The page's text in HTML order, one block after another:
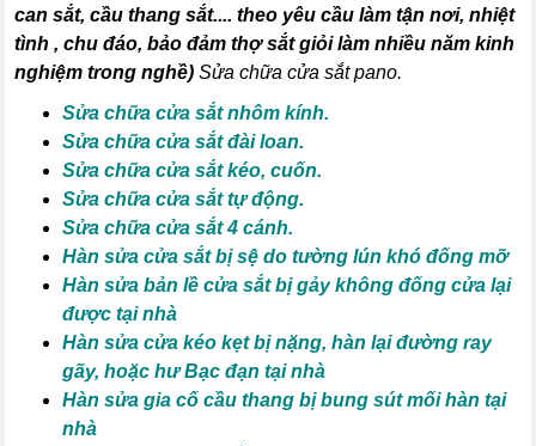
can sắt, cầu thang sắt.... theo yêu cầu làm tận nơi, nhiệt
tình , chu đáo, bảo đảm thợ sắt giỏi làm nhiều năm kinh
nghiệm trong nghề)Sửa chữa cửa sắt pano.
Sửa chữa cửa sắt nhôm kính.
Sửa chữa cửa sắt đài loan.
Sửa chữa cửa sắt kéo, cuốn.
Sửa chữa cửa sắt tự động.
Sửa chữa cửa sắt 4 cánh.
Hàn sửa cửa sắt bị sệ do tường lún khó đống mỡ
Hàn sửa bản lề cửa sắt bị gảy không đống cửa lại
được tại nhà
Hàn sửa cửa kéo kẹt bị nặng, hàn lại đường ray
gãy, hoặc hư Bạc đạn tại nhà
Hàn sửa gia cố cầu thang bị bung sút mối hàn tại
nhà